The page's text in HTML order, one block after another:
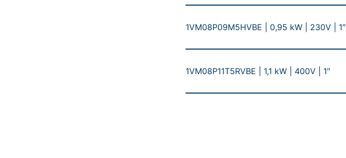
1VM08P09M5HVBE | 0,95 kW | 230V | 1″
1VM08P11T5RVBE | 1,1 kW | 400V | 1″